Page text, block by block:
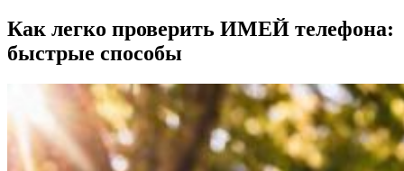
Как легко проверить ИМЕЙ телефона:
быстрые способы